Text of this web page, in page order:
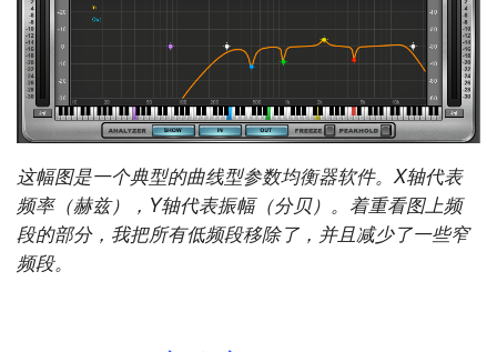
这幅图是一个典型的曲线型参数均衡器软件。X轴代表
频率（赫兹），Y轴代表振幅（分贝）。着重看图上频
段的部分，我把所有低频段移除了，并且减少了一些窄
频段。